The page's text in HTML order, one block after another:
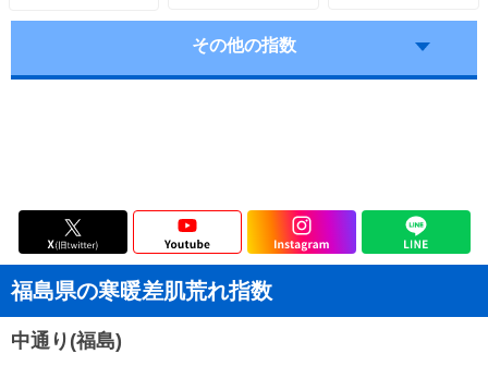
その他の指数
福島県の寒暖差肌荒れ指数
中通り(福島)